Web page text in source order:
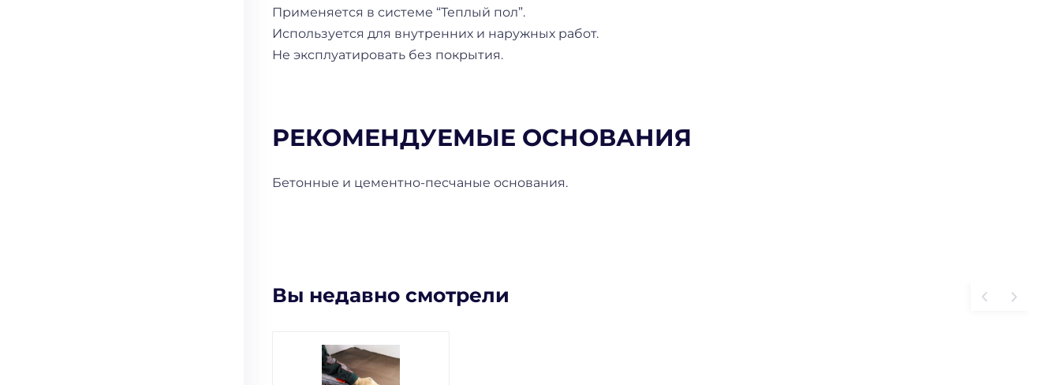
Применяется в системе “Теплый пол”.
Используется для внутренних и наружных работ.
Не эксплуатировать без покрытия.
РЕКОМЕНДУЕМЫЕ ОСНОВАНИЯ
Бетонные и цементно-песчаные основания.
Вы недавно смотрели